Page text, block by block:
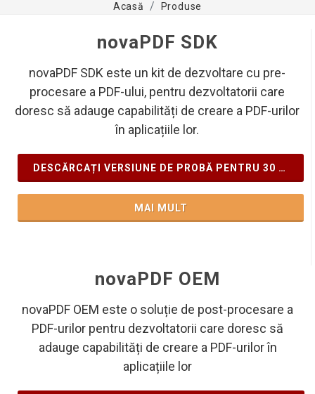
Acasă
Produse
novaPDF SDK
novaPDF SDK este un kit de dezvoltare cu pre-
procesare a PDF-ului, pentru dezvoltatorii care
doresc să adauge capabilități de creare a PDF-urilor
în aplicațiile lor.
DESCĂRCAȚI VERSIUNE DE PROBĂ PENTRU 30 ZILE
MAI MULT
novaPDF OEM
novaPDF OEM este o soluție de post-procesare a
PDF-urilor pentru dezvoltatorii care doresc să
adauge capabilități de creare a PDF-urilor în
aplicațiile lor